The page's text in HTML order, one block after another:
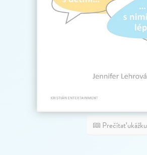
Prečítať ukážku